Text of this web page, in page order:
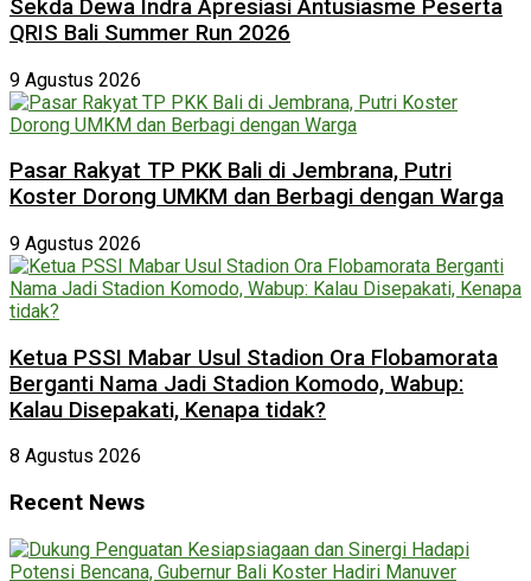
Sekda Dewa Indra Apresiasi Antusiasme Peserta
QRIS Bali Summer Run 2026
9 Agustus 2026
Pasar Rakyat TP PKK Bali di Jembrana, Putri
Koster Dorong UMKM dan Berbagi dengan Warga
9 Agustus 2026
Ketua PSSI Mabar Usul Stadion Ora Flobamorata
Berganti Nama Jadi Stadion Komodo, Wabup:
Kalau Disepakati, Kenapa tidak?
8 Agustus 2026
Recent News